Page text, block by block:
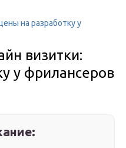
на разработку у
визитки:
у фрилансеров